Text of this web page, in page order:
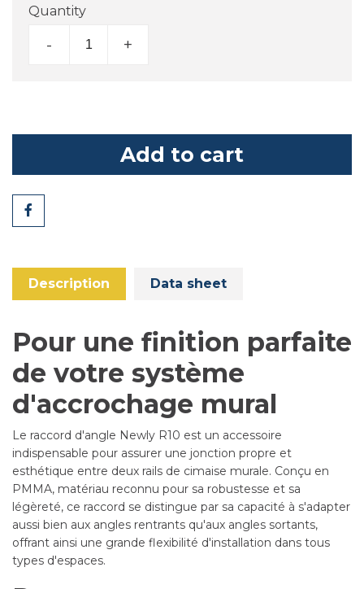
Quantity
- +
Add to cart
Share
Description Data sheet
Pour une finition parfaite
de votre système
d'accrochage mural
Le raccord d'angle Newly R10 est un accessoire
indispensable pour assurer une jonction propre et
esthétique entre deux rails de cimaise murale. Conçu en
PMMA, matériau reconnu pour sa robustesse et sa
légèreté, ce raccord se distingue par sa capacité à s'adapter
aussi bien aux angles rentrants qu'aux angles sortants,
offrant ainsi une grande flexibilité d'installation dans tous
types d'espaces.